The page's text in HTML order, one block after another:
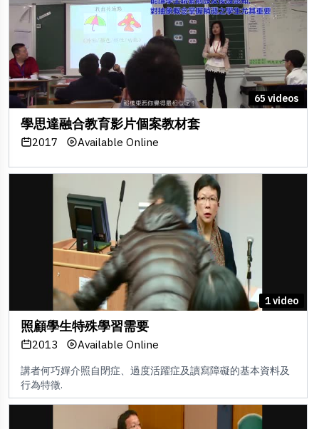
65 videos
學思達融合教育影片個案教材套
2017 Available Online
1 video
照顧學生特殊學習需要
2013 Available Online
講者何巧嬋介照自閉症、過度活躍症及讀寫障礙的基本資料及
行為特徵.